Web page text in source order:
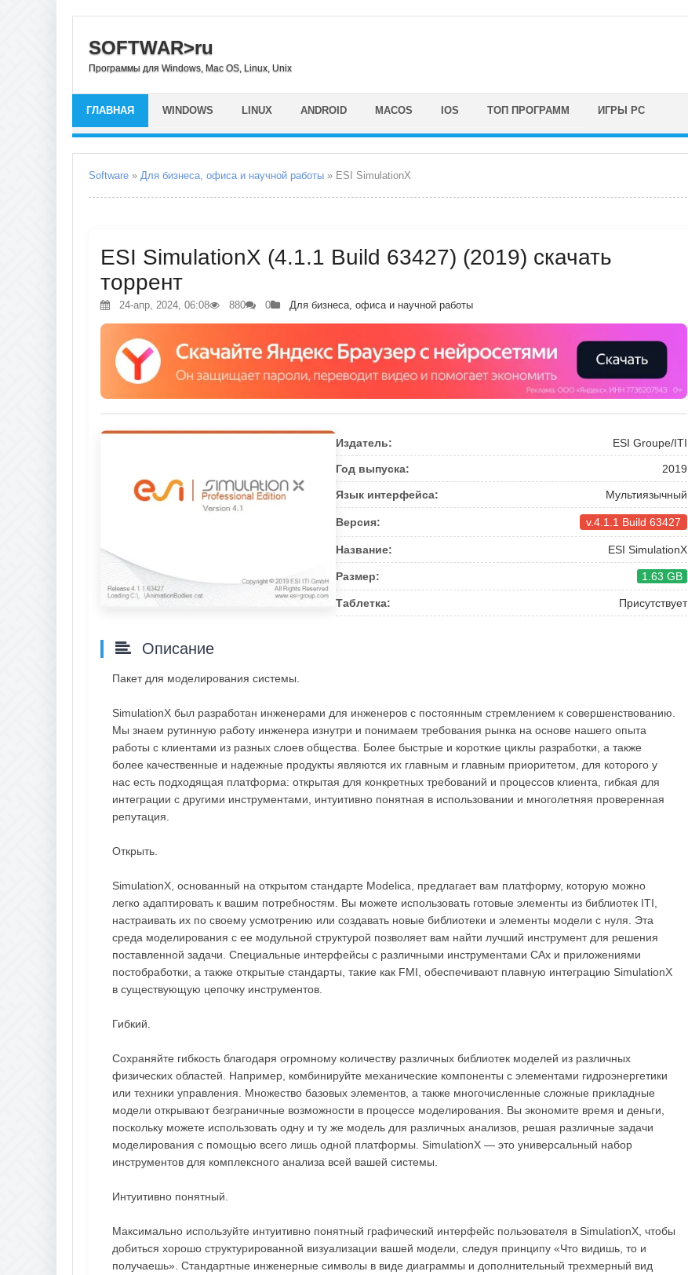
SOFTWAR>ru
Программы для Windows, Mac OS, Linux, Unix
ГЛАВНАЯ WINDOWS LINUX ANDROID MACOS IOS ТОП ПРОГРАММ ИГРЫ PC
Software » Для бизнеса, офиса и научной работы » ESI SimulationX
ESI SimulationX (4.1.1 Build 63427) (2019) скачать
торрент
24-апр, 2024, 06:08 880 0 Для бизнеса, офиса и научной работы
Издатель: ESI Groupe/ITI
Год выпуска: 2019
Язык интерфейса: Мультиязычный
Версия: v.4.1.1 Build 63427
Название: ESI SimulationX
Размер: 1.63 GB
Таблетка: Присутствует
Описание
Пакет для моделирования системы.
SimulationX был разработан инженерами для инженеров с постоянным стремлением к совершенствованию.
Мы знаем рутинную работу инженера изнутри и понимаем требования рынка на основе нашего опыта
работы с клиентами из разных слоев общества. Более быстрые и короткие циклы разработки, а также
более качественные и надежные продукты являются их главным и главным приоритетом, для которого у
нас есть подходящая платформа: открытая для конкретных требований и процессов клиента, гибкая для
интеграции с другими инструментами, интуитивно понятная в использовании и многолетняя проверенная
репутация.
Открыть.
SimulationX, основанный на открытом стандарте Modelica, предлагает вам платформу, которую можно
легко адаптировать к вашим потребностям. Вы можете использовать готовые элементы из библиотек ITI,
настраивать их по своему усмотрению или создавать новые библиотеки и элементы модели с нуля. Эта
среда моделирования с ее модульной структурой позволяет вам найти лучший инструмент для решения
поставленной задачи. Специальные интерфейсы с различными инструментами CAx и приложениями
постобработки, а также открытые стандарты, такие как FMI, обеспечивают плавную интеграцию SimulationX
в существующую цепочку инструментов.
Гибкий.
Сохраняйте гибкость благодаря огромному количеству различных библиотек моделей из различных
физических областей. Например, комбинируйте механические компоненты с элементами гидроэнергетики
или техники управления. Множество базовых элементов, а также многочисленные сложные прикладные
модели открывают безграничные возможности в процессе моделирования. Вы экономите время и деньги,
поскольку можете использовать одну и ту же модель для различных анализов, решая различные задачи
моделирования с помощью всего лишь одной платформы. SimulationX — это универсальный набор
инструментов для комплексного анализа всей вашей системы.
Интуитивно понятный.
Максимально используйте интуитивно понятный графический интерфейс пользователя в SimulationX, чтобы
добиться хорошо структурированной визуализации вашей модели, следуя принципу «Что видишь, то и
получаешь». Стандартные инженерные символы в виде диаграммы и дополнительный трехмерный вид